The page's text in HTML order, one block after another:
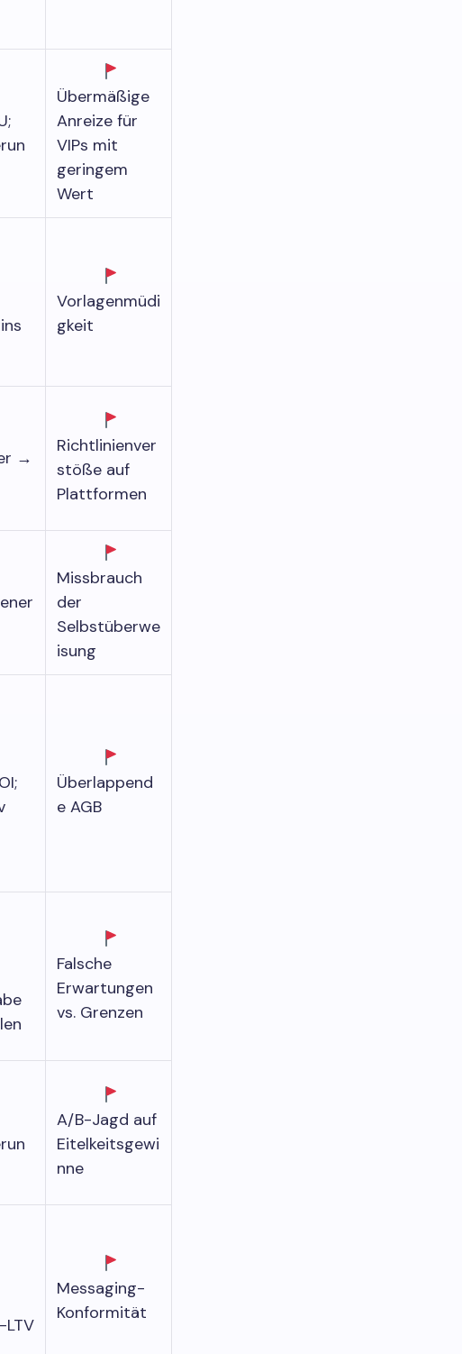
Übermäßige
Anreize für
VIPs mit
geringem
Wert
Vorlagenmüdi
gkeit
→
Richtlinienver
stöße auf
Plattformen
Missbrauch
der
Selbstüberwe
isung
Überlappend
e AGB
Falsche
Erwartungen
vs. Grenzen
A/B-Jagd auf
Eitelkeitsgewi
nne
Messaging-
Konformität